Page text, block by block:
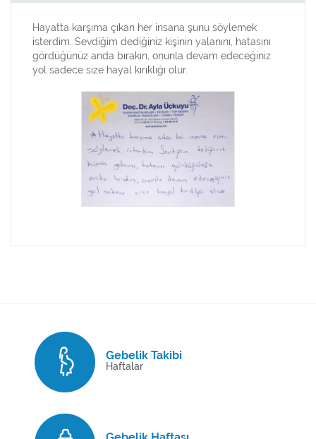
Hayatta karşıma çıkan her insana şunu söylemek
isterdim. Sevdiğim dediğiniz kişinin yalanını, hatasını
gördüğünüz anda bırakın, onunla devam edeceğiniz
yol sadece size hayal kırıklığı olur.
Gebelik Takibi
Haftalar